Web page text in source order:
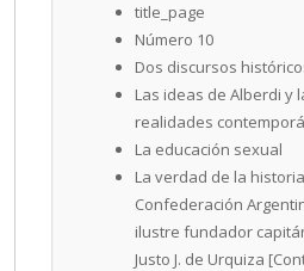
title_page
Número 10
Dos discursos
Las ideas de Alberdi y
realidades
La educación sexual
La verdad de la
Confederación
ilustre fundador
Justo J. de Urquiza